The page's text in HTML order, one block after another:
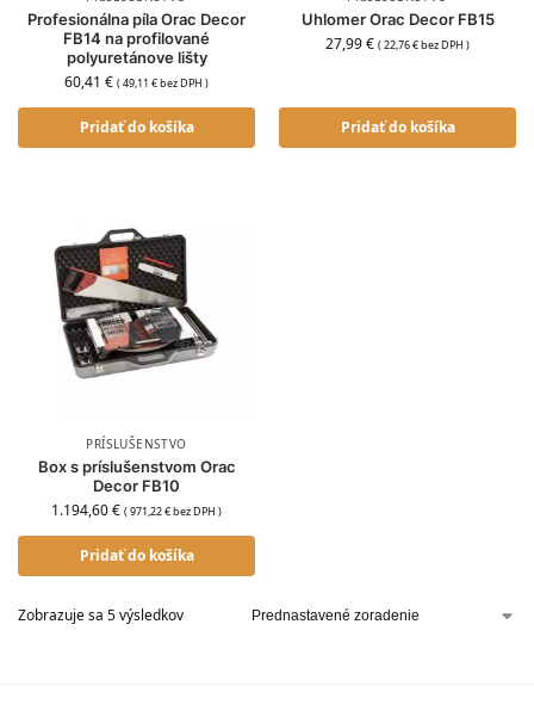
Profesionálna píla Orac Decor
FB14 na profilované
polyuretánove lišty
60,41 € (49,11 €bez DPH )
Pridať do košíka
Uhlomer Orac Decor FB15
27,99€ (22,76€bez DPH )
Pridať do košíka
PRÍSLUŠENSTVO
Box s príslušenstvom Orac
Decor FB10
1.194,60€ (971,22€bez DPH )
Pridať do košíka
Zobrazuje sa 5 výsledkov